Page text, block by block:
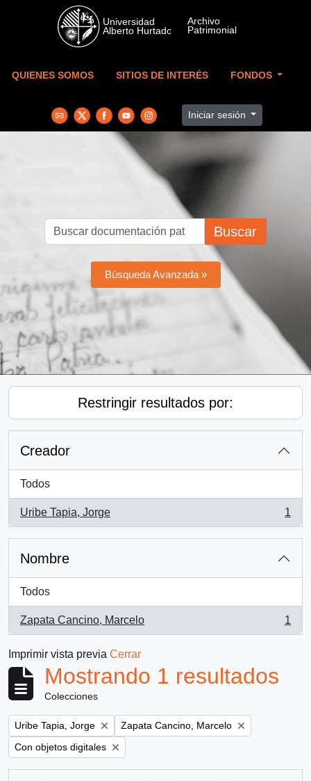
Skip to main content
QUIENES SOMOS SITIOS DE INTERÉS FONDOS
Iniciar sesión
Buscar
Búsqueda Avanzada »
Restringir resultados por:
Creador
Todos
Uribe Tapia, Jorge
, 1 resultados
1
Nombre
Todos
Zapata Cancino, Marcelo
, 1 resultados
1
Imprimir vista previa Cerrar
Mostrando 1 resultados
Colecciones
Remove filter:
Uribe Tapia, Jorge Remove filter:
Zapata Cancino, Marcelo
Remove filter:
Con objetos digitales